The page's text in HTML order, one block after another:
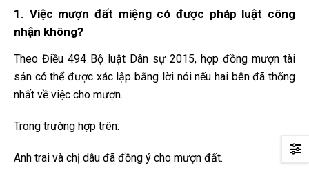
1. Việc mượn đất miệng có được pháp luật công
nhận không?
Theo Điều 494 Bộ luật Dân sự 2015, hợp đồng mượn tài
sản có thể được xác lập bằng lời nói nếu hai bên đã thống
nhất về việc cho mượn.
Trong trường hợp trên:
Anh trai và chị dâu đã đồng ý cho mượn đất.